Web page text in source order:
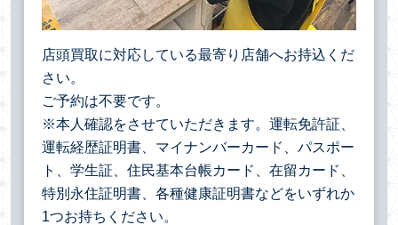
店頭買取に対応している最寄り店舗へお持込くだ
さい。
ご予約は不要です。
※本人確認をさせていただきます。運転免許証、
運転経歴証明書、マイナンバーカード、パスポー
ト、学生証、住民基本台帳カード、在留カード、
特別永住証明書、各種健康証明書などをいずれか
1つお持ちください。